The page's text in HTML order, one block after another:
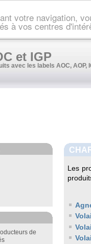
votre navigation,
à vos centres
et IGP
avec les labels AOC, AOP,
de
Les